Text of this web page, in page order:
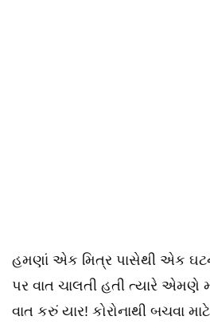
હમણાં એક મિત્ર પાસેથી એક
પર વાત ચાલતી હતી ત્યારે
વાત કરું યાર! કોરોનાથી બચવા